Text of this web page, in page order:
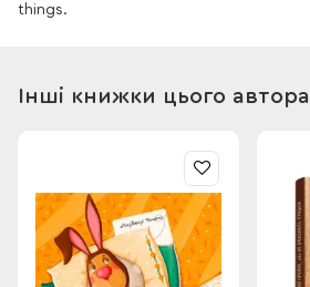
things.
Інші книжки цього автора